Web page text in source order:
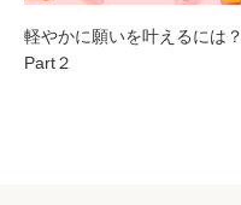
軽やかに願いを叶えるには？
Part２